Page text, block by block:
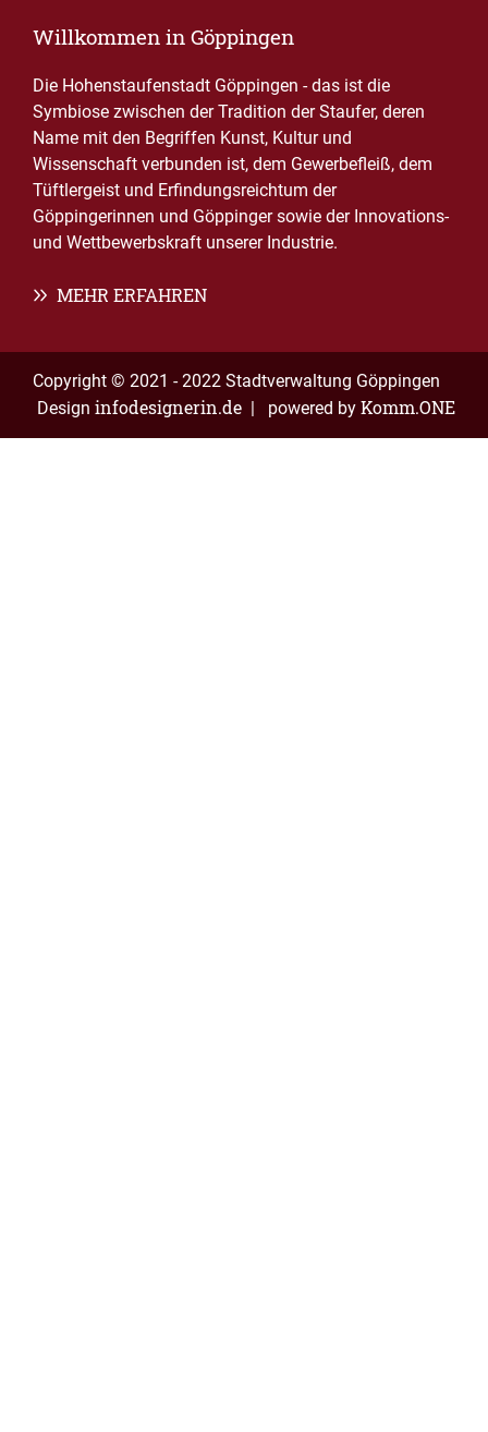
Willkommen in Göppingen
Die Hohenstaufenstadt Göppingen - das ist die
Symbiose zwischen der Tradition der Staufer, deren
Name mit den Begriffen Kunst, Kultur und
Wissenschaft verbunden ist, dem Gewerbefleiß, dem
Tüftlergeist und Erfindungsreichtum der
Göppingerinnen und Göppinger sowie der Innovations-
und Wettbewerbskraft unserer Industrie.
MEHR ERFAHREN
Copyright © 2021 - 2022 Stadtverwaltung Göppingen
Design infodesignerin.de | powered by Komm.ONE